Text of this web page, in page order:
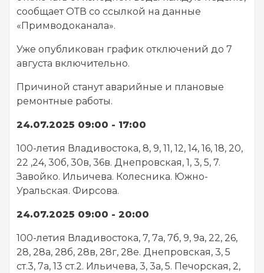
сообщает ОТВ со ссылкой на данные
«Примводоканала».
Уже опубликован график отключений до 7
августа включительно.
Причиной станут аварийные и плановые
ремонтные работы.
24.07.2025 09:00 - 17:00
100-летия Владивостока, 8, 9, 11, 12, 14, 16, 18, 20,
22 ,24, 30б, 30в, 36в. Днепровская, 1, 3, 5, 7.
Завойко. Ильичева. Колесника. Южно-
Уральская. Фирсова.
24.07.2025 09:00 - 20:00
100-летия Владивостока, 7, 7а, 7б, 9, 9а, 22, 26,
28, 28а, 28б, 28в, 28г, 28е. Днепровская, 3, 5
ст.3, 7а, 13 ст.2. Ильичева, 3, 3а, 5. Печорская, 2,